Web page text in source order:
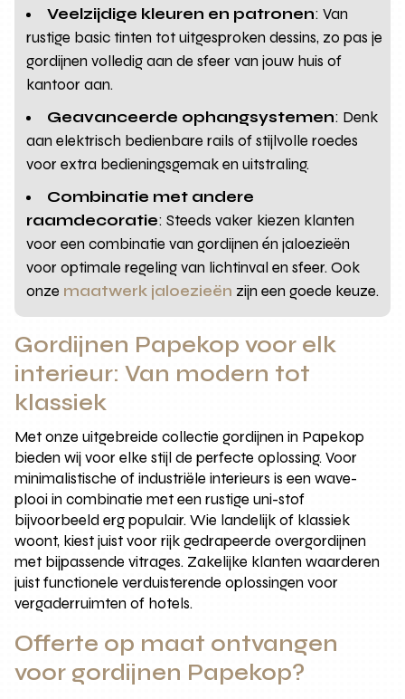
Veelzijdige kleuren en patronen: Van
rustige basic tinten tot uitgesproken dessins, zo pas je
gordijnen volledig aan de sfeer van jouw huis of
kantoor aan.
Geavanceerde ophangsystemen: Denk
aan elektrisch bedienbare rails of stijlvolle roedes
voor extra bedieningsgemak en uitstraling.
Combinatie met andere
raamdecoratie: Steeds vaker kiezen klanten
voor een combinatie van gordijnen én jaloezieën
voor optimale regeling van lichtinval en sfeer. Ook
onze maatwerk jaloezieën zijn een goede keuze.
Gordijnen Papekop voor elk
interieur: Van modern tot
klassiek
Met onze uitgebreide collectie gordijnen in Papekop
bieden wij voor elke stijl de perfecte oplossing. Voor
minimalistische of industriële interieurs is een wave-
plooi in combinatie met een rustige uni-stof
bijvoorbeeld erg populair. Wie landelijk of klassiek
woont, kiest juist voor rijk gedrapeerde overgordijnen
met bijpassende vitrages. Zakelijke klanten waarderen
juist functionele verduisterende oplossingen voor
vergaderruimten of hotels.
Offerte op maat ontvangen
voor gordijnen Papekop?